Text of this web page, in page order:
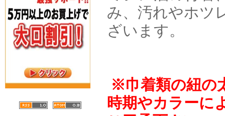
み、汚れやホツ
ざいます。
※巾着類の紐の
時期やカラーに